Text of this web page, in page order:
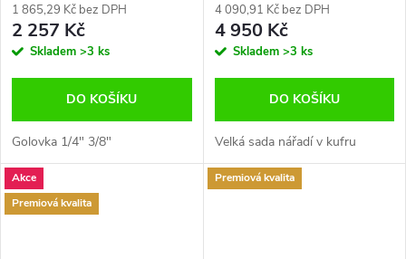
1 865,29 Kč bez DPH
2 257 Kč
Skladem >3 ks
DO KOŠÍKU
Golovka 1/4" 3/8"
4 090,91 Kč bez DPH
4 950 Kč
Skladem >3 ks
DO KOŠÍKU
Velká sada nářadí v kufru
Akce
Premiová kvalita
Premiová kvalita